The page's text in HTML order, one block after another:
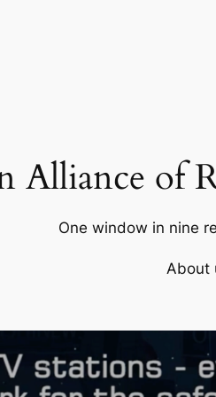
Alliance of
One window in nine
About